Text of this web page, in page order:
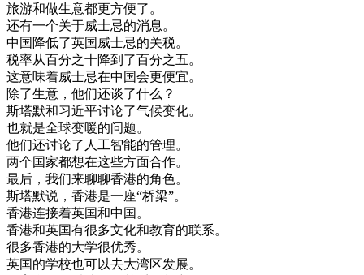
旅游和做生意都更方便了。
还有一个关于威士忌的消息。
中国 降低了英国威士忌的关税。
税率从百分之十降到 了百分之五。
这意味着威士忌在中国会更便宜。
除了生意 ， 他们还谈了什么 ？
斯塔默和习近平讨论了气候变化。
也就是全球变暖的问题。
他们还讨论了 人工智能的管理。
两个国家都想在这些方面合作。
最后 ， 我们来聊聊香港的角色。
斯塔默说 ， 香港是一座“桥梁”。
香港连接着英国和中国。
香港和英国有很多文化和教育的联系。
很多香港的大学很优秀。
英国的学校也可以去大湾区发展。